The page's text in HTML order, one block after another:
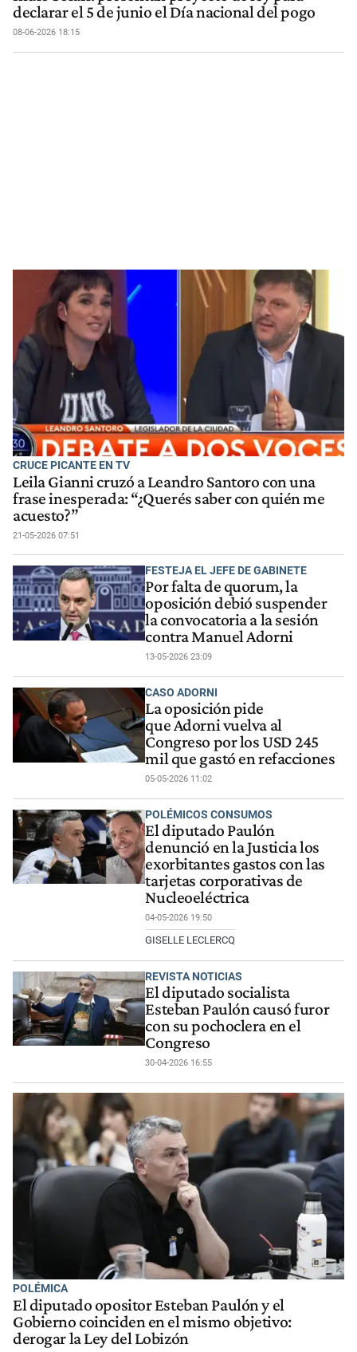
declarar el 5 de junio el Día nacional del pogo
08-06-2026 18:15
CRUCE PICANTE EN TV
Leila Gianni cruzó a Leandro Santoro con una
frase inesperada: “¿Querés saber con quién me
acuesto?”
21-05-2026 07:51
FESTEJA EL JEFE DE GABINETE
Por falta de quorum, la
oposición debió suspender
la convocatoria a la sesión
contra Manuel Adorni
13-05-2026 23:09
CASO ADORNI
La oposición pide
que Adorni vuelva al
Congreso por los USD 245
mil que gastó en refacciones
05-05-2026 11:02
POLÉMICOS CONSUMOS
El diputado Paulón
denunció en la Justicia los
exorbitantes gastos con las
tarjetas corporativas de
Nucleoeléctrica
04-05-2026 19:50
GISELLE LECLERCQ
REVISTA NOTICIAS
El diputado socialista
Esteban Paulón causó furor
con su pochoclera en el
Congreso
30-04-2026 16:55
POLÉMICA
El diputado opositor Esteban Paulón y el
Gobierno coinciden en el mismo objetivo:
derogar la Ley del Lobizón